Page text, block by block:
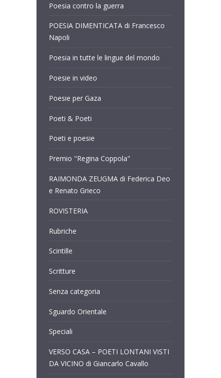
Poesia contro la guerra
POESIA DIMENTICATA di Francesco
Napoli
Poesia in tutte le lingue del mondo
Poesie in video
Poesie per Gaza
Poeti & Poeti
Poeti e poesie
Premio "Regina Coppola"
RAIMONDA ZEUGMA di Federica Deo
e Renato Grieco
ROVISTERIA
Rubriche
Scintille
Scritture
Senza categoria
Sguardo Orientale
Speciali
VERSO CASA – POETI LONTANI VISTI
DA VICINO di Giancarlo Cavallo